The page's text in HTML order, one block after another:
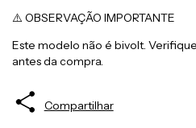
⚠️ OBSERVAÇÃO IMPORTANTE
Este modelo não é bivolt.
antes da compra.
Compartilhar